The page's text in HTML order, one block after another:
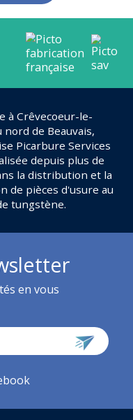
à Crêvecoeur-le-
nord de Beauvais,
Picarbure Services
depuis plus de
la distribution et la
de pièces d'usure au
tungstène.
en vous